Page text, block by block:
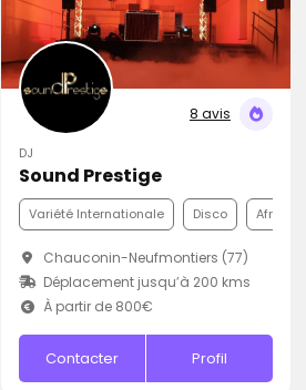
8 avis
DJ
Sound Prestige
Variété Internationale Disco Afro
Chauconin-Neufmontiers (77)
Déplacement jusqu’à 200 kms
À partir de 800€
Contacter Profil